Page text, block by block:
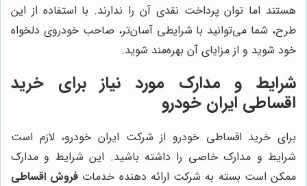
هستند اما توان پرداخت نقدی آن را ندارند. با استفاده از این
طرح، شما می‌توانید با شرایطی آسان‌تر، صاحب خودروی دلخواه
خود شوید و از مزایای آن بهره‌مند شوید.
شرایط و مدارک مورد نیاز برای خرید
اقساطی ایران خودرو
برای خرید اقساطی خودرو از شرکت ایران خودرو، لازم است
شرایط و مدارک خاصی را داشته باشید. این شرایط و مدارک
ممکن است بسته به شرکت ارائه دهنده خدمات فروش اقساطی